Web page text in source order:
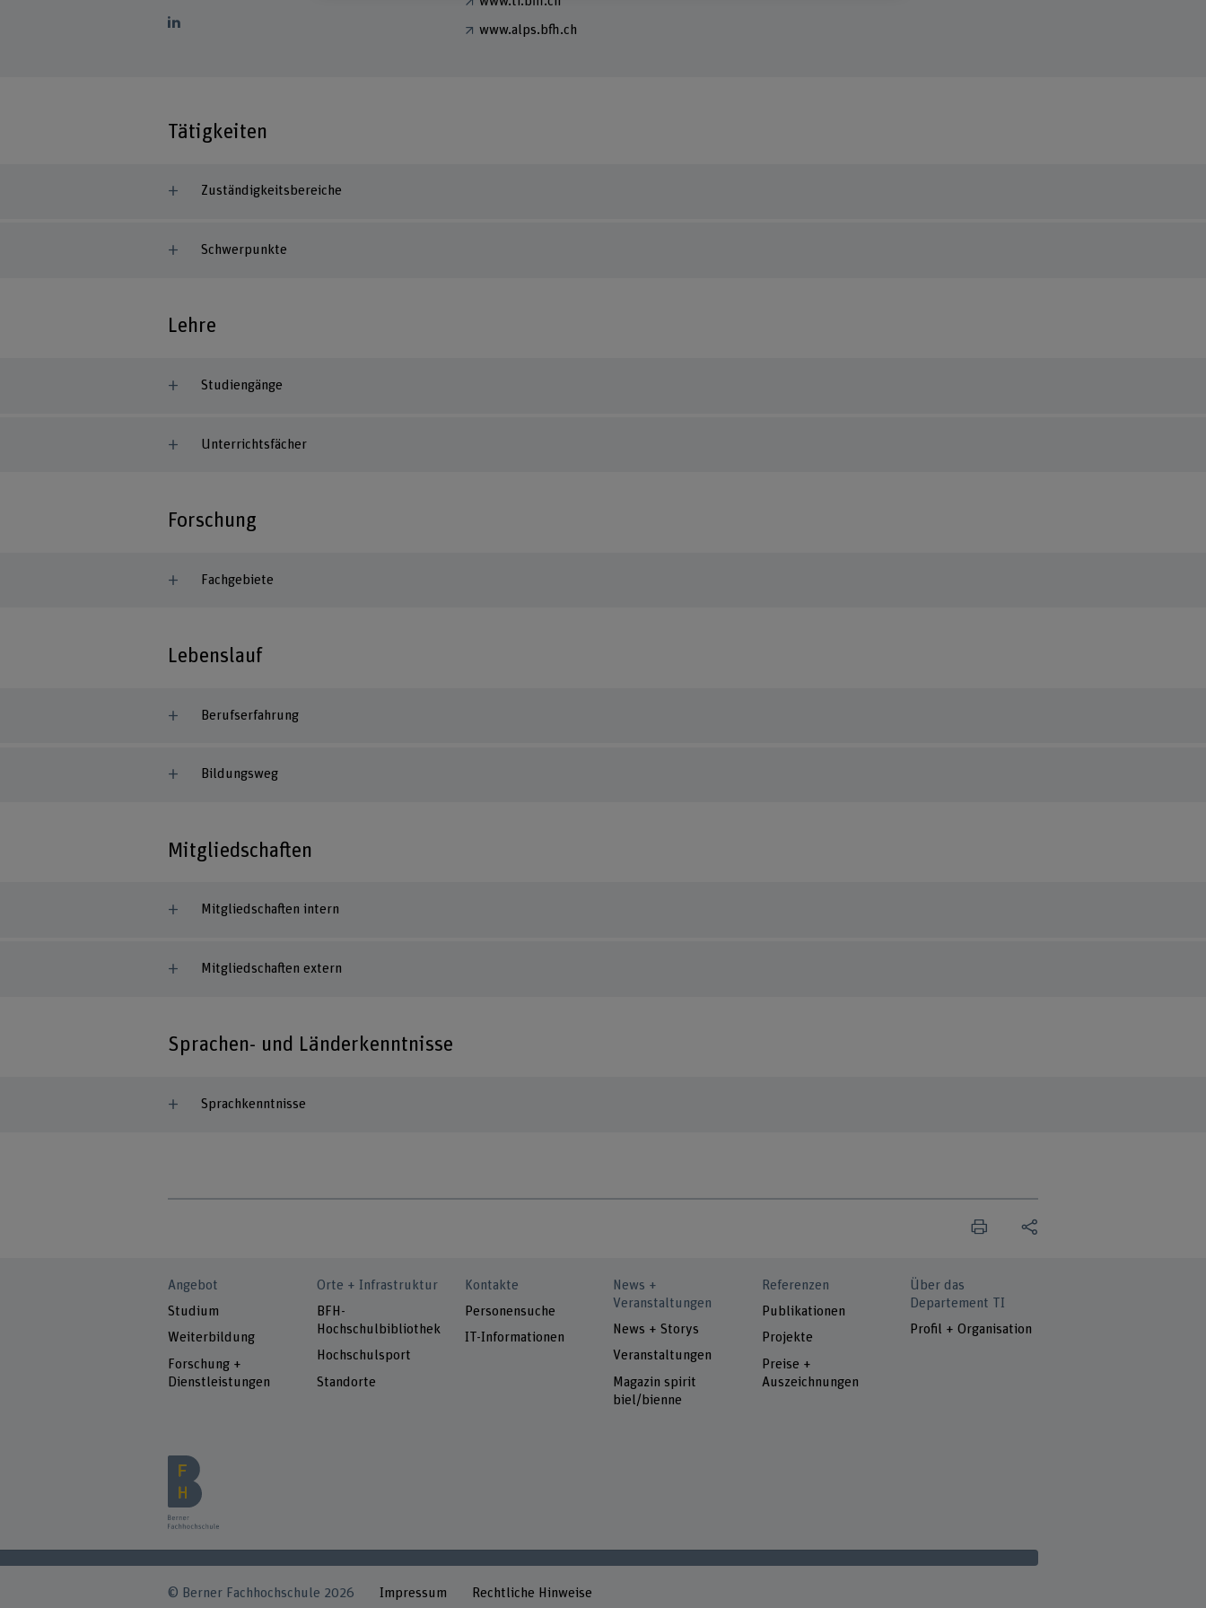
www.alps.bfh.ch
Tätigkeiten
Zuständigkeitsbereiche
Schwerpunkte
Lehre
Studiengänge
Unterrichtsfächer
Forschung
Fachgebiete
Lebenslauf
Berufserfahrung
Bildungsweg
Mitgliedschaften
Mitgliedschaften intern
Mitgliedschaften extern
Sprachen- und Länderkenntnisse
Sprachkenntnisse
Angebot
Studium
Weiterbildung
Forschung +
Dienstleistungen
Orte + Infrastruktur
BFH-
Hochschulbibliothek
Hochschulsport
Standorte
Kontakte
Personensuche
IT-Informationen
News +
Veranstaltungen
News + Storys
Veranstaltungen
Magazin spirit
biel/bienne
Referenzen
Publikationen
Projekte
Preise +
Auszeichnungen
Über das
Departement TI
Profil + Organisation
© Berner Fachhochschule 2026 Impressum Rechtliche Hinweise